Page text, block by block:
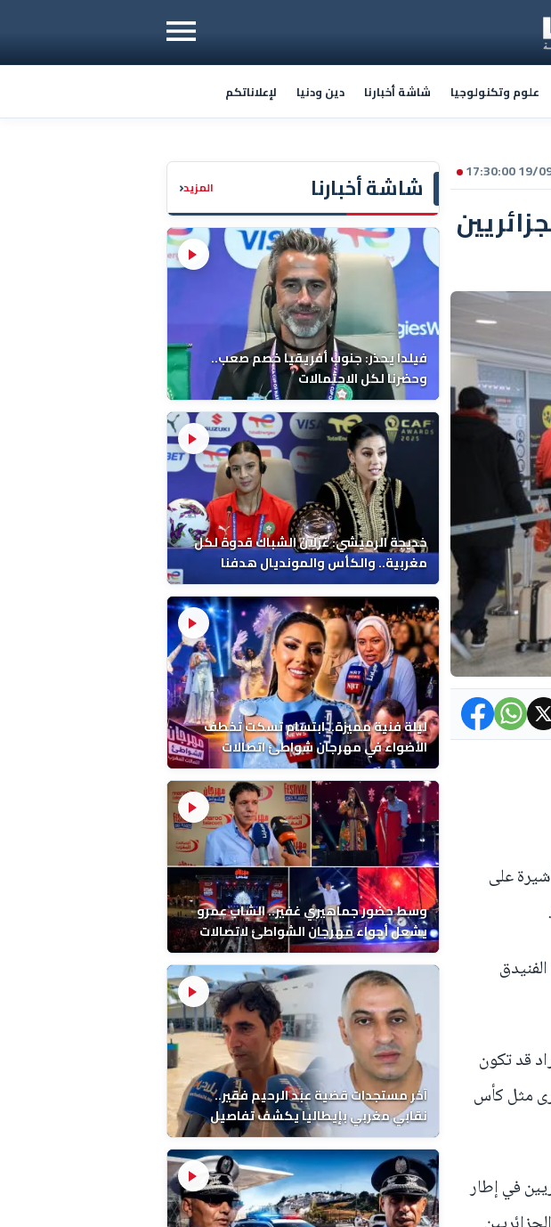
علوم وتكنولوجيا شاشة أخبارنا دين ودنيا لإعلاناتكم
شاشة أخبارنا المزيد‹
فيلدا يحذر: جنوب أفريقيا خصم صعب..
وحضرنا لكل الاحتمالات
خديجة الرميشي: غزلان الشباك قدوة لكل
مغربية.. والكأس والمونديال هدفنا
ليلة فنية مميزة.. ابتسام تسكت تخطف
الأضواء في مهرجان شواطئ اتصالات
المغرب بالمضيق
وسط حضور جماهيري غفير.. الشاب عمرو
يشعل أجواء مهرجان الشواطئ لاتصالات
المغرب بطنجة
آخر مستجدات قضية عبد الرحيم فقير..
نقابي مغربي بإيطاليا يكشف تفاصيل
الوفاة ونتائج التشريح
19/09/
على
قد تكون
مثل كأس
في إطار